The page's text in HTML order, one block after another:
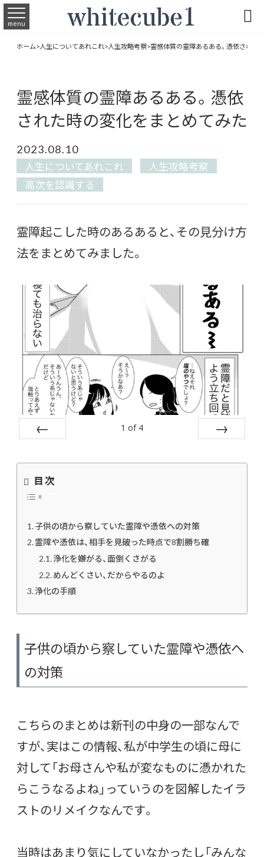
menu 
ホーム>人生についてあれこれ>人生攻略考察>霊感体質の霊障あるある。憑依された
霊感体質の霊障あるある。憑依
された時の変化をまとめてみた
2023.08.10
人生についてあれこれ
人生攻略考察
高次を認識する
霊障起こした時のあるあると、その見分け方
法をまとめてみました。
1 of 4
目次
子供の頃から察していた霊障や憑依への対策
霊障や憑依は、相手を見破った時点で8割勝ち確
浄化を嫌がる、面倒くさがる
めんどくさい、だからやるのよ
浄化の手順
子供の頃から察していた霊障や憑依へ
の対策
こちらのまとめは新刊の中身の一部なんで
すが、実はこの情報、私が中学生の頃に母に
対して「お母さんや私が変なものに憑かれた
らこうなるよね」っていうのを図解したイラ
ストのリメイクなんです。
当時はあまり気にしていなかったし「みんな